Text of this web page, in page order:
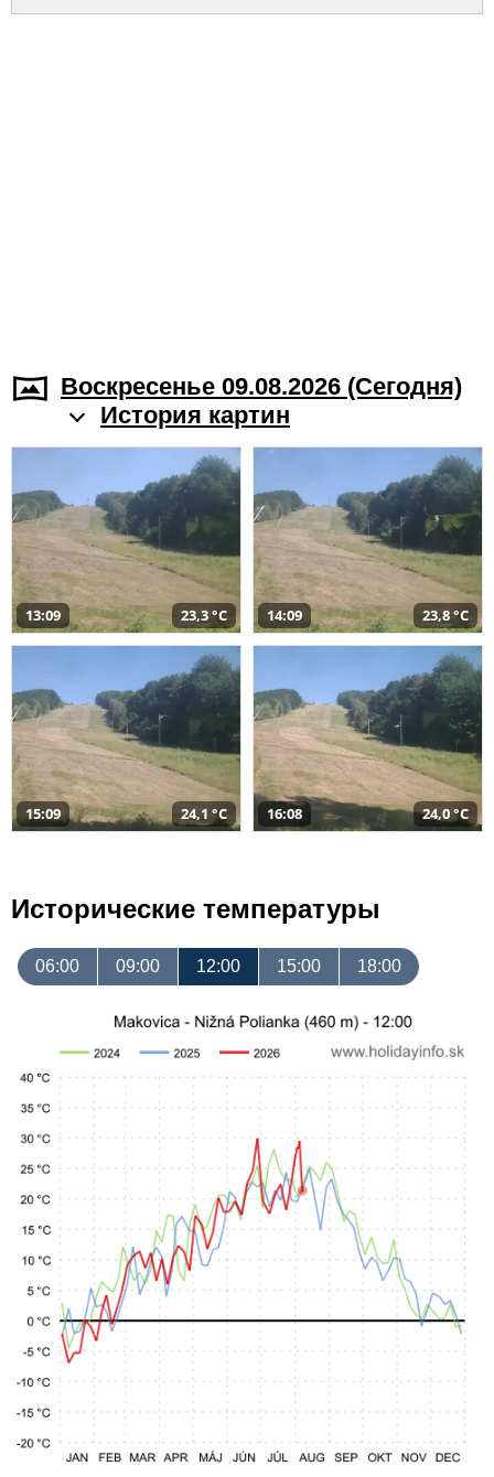
Воскресенье 09.08.2026 (Cегодня)
История картин
13:09 23,3 °C 14:09 23,8 °C
15:09 24,1 °C 16:08 24,0 °C
Исторические температуры
06:00 09:00 12:00 15:00 18:00